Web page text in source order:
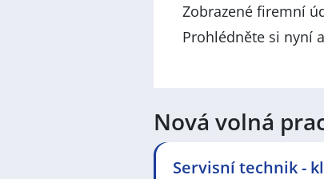
Zobrazené firemní
Prohlédněte si nyní
Nová volná
Servisní technik -